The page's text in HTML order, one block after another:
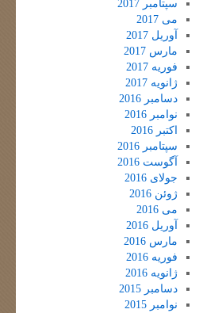
سپتامبر 2017
می 2017
آوریل 2017
مارس 2017
فوریه 2017
ژانویه 2017
دسامبر 2016
نوامبر 2016
اکتبر 2016
سپتامبر 2016
آگوست 2016
جولای 2016
ژوئن 2016
می 2016
آوریل 2016
مارس 2016
فوریه 2016
ژانویه 2016
دسامبر 2015
نوامبر 2015